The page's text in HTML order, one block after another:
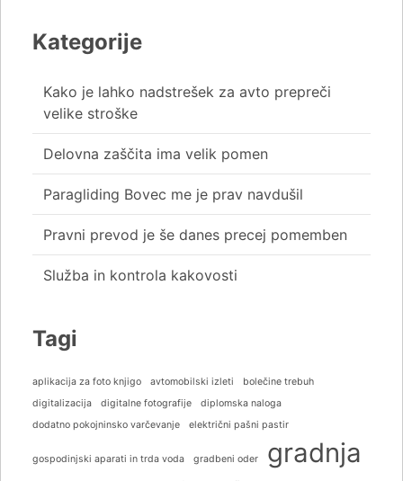
Kategorije
Kako je lahko nadstrešek za avto prepreči
velike stroške
Delovna zaščita ima velik pomen
Paragliding Bovec me je prav navdušil
Pravni prevod je še danes precej pomemben
Služba in kontrola kakovosti
Tagi
aplikacija za foto knjigo avtomobilski izleti
bolečine trebuh
digitalizacija
digitalne fotografije
diplomska naloga
dodatno pokojninsko varčevanje
električni pašni pastir
gospodinjski aparati in trda voda gradbeni oder gradnja